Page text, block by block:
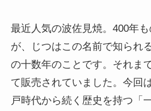
最近人気の波佐見焼。400年
が、じつはこの名前で知られ
の十数年のことです。それま
て販売されていました。今回
戸時代から続く歴史を持つ「